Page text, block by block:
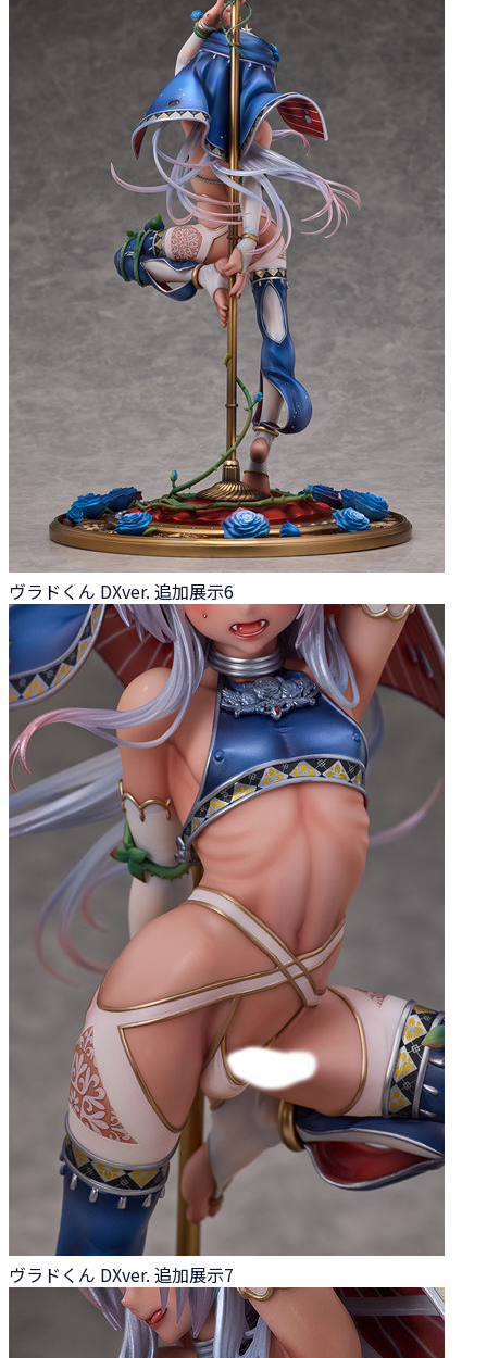
ヴラドくん DXver. 追加展示6
ヴラドくん DXver. 追加展示7